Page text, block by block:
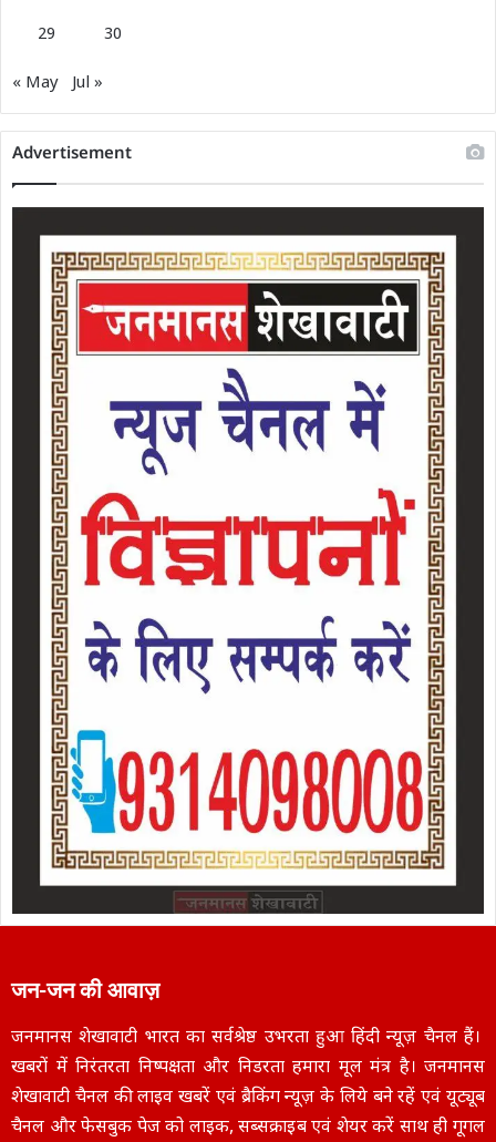
29 30
« May Jul »
Advertisement
जन-जन की आवाज़
जनमानस शेखावाटी भारत का सर्वश्रेष्ठ उभरता हुआ हिंदी न्यूज़ चैनल हैं।
खबरों में निरंतरता निष्पक्षता और निडरता हमारा मूल मंत्र है। जनमानस
शेखावाटी चैनल की लाइव खबरें एवं ब्रैकिंग न्यूज़ के लिये बने रहें एवं यूट्यूब
चैनल और फेसबुक पेज को लाइक, सब्सक्राइब एवं शेयर करें साथ ही गूगल